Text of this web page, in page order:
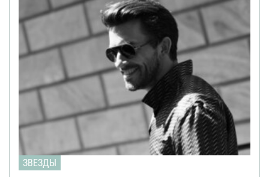
ЗВЕЗДЫ